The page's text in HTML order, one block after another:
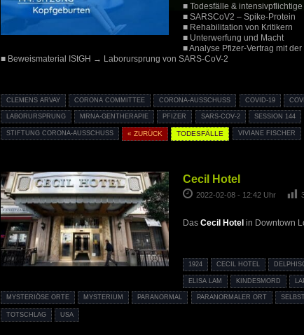
■ Todesfälle &
■ SARSCoV2 – Spike-Protein
■ Rehabilitation von Kritikern
■ Unterwerfung und Macht
■ Analyse Pfizer-Vertrag mit der
■ Beweismaterial IStGH → Laborursprung von SARS-CoV-2
CLEMENS ARVAY CORONA COMMITTEE CORONA-AUSSCHUSS COVID-19
LABORURSPRUNG MRNA-GENTHERAPIE PFIZER SARS-COV-2 SESSION 144
STIFTUNG CORONA-AUSSCHUSS « ZURÜCK TODESFÄLLE VIVIANE FISCHER
Cecil Hotel
2022-02-08 - 12:42 Uhr
Das Cecil Hotel in Downtown
1924 CECIL HOTEL
ELISA LAM KINDESMORD
MYSTERIÖSE ORTE MYSTERIUM PARANORMAL PARANORMALER ORT
TOTSCHLAG USA